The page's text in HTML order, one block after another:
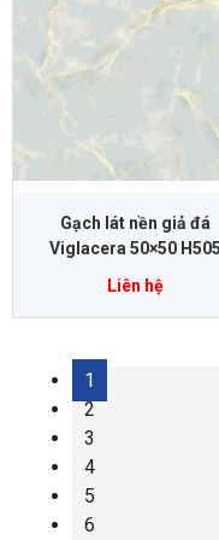
Gạch lát nền giả đá
Viglacera 50×50 H505
Liên hệ
1
2
3
4
5
6